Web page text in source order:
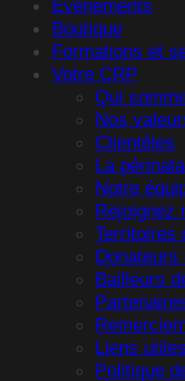
Événements
Boutique
Formations et
Votre CRP
Qui
Nos
Clientèles
La
Notre
Rejoignez
Territoires
Donateurs
Bailleurs
Liens utiles
Politique